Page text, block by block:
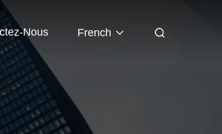
Nous French